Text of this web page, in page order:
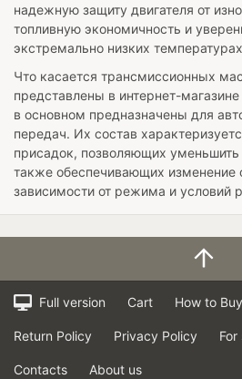
надежную защиту двигателя от
топливную экономичность и
экстремально низких
Что касается трансмиссионных
представлены в интернет-
в основном предназначены для
передач. Их состав
присадок, позволяющих уменьшить
также обеспечивающих изменение
зависимости от режима и условий
Full version Cart How to Buy
Return Policy Privacy Policy
Contacts About us